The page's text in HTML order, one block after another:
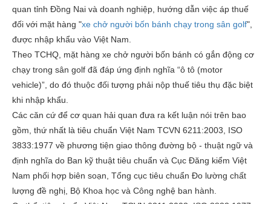
quan tỉnh Đồng Nai và doanh nghiệp, hướng dẫn việc áp thuế
đối với mặt hàng "xe chở người bốn bánh chạy trong sân golf",
được nhập khẩu vào Việt Nam.
Theo TCHQ, mặt hàng xe chở người bốn bánh có gắn động cơ
chạy trong sân golf đã đáp ứng định nghĩa “ô tô (motor
vehicle)”, do đó thuộc đối tượng phải nộp thuế tiêu thụ đặc biệt
khi nhập khẩu.
Các căn cứ để cơ quan hải quan đưa ra kết luận nói trên bao
gồm, thứ nhất là tiêu chuẩn Việt Nam TCVN 6211:2003, ISO
3833:1977 về phương tiện giao thông đường bộ - thuật ngữ và
định nghĩa do Ban kỹ thuật tiêu chuẩn và Cục Đăng kiểm Việt
Nam phối hợp biên soạn, Tổng cục tiêu chuẩn Đo lường chất
lượng đề nghị, Bộ Khoa học và Công nghệ ban hành.